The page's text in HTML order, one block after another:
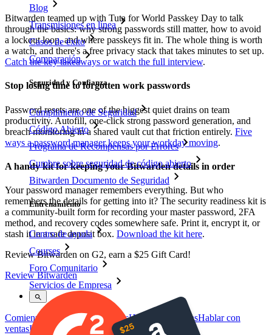
Blog
Transmisiones en línea
Casos de éxito
Comparación
Seguridad y Confianza
Cumplimiento de Seguridad
Código Abierto
Programa de Recompensas por Errores
Cumbre sobre seguridad de código abierto
Bitwarden Documento de Seguridad
Entrenamiento
Centro de ayuda
Courses
Foro Comunitario
Servicios de Empresa
Comienza gratisComienza gratisHablar con ventasHablar con
ventasIniciar sesiónIniciar sesión
Bitwarden teamed up with Tuta for World Passkey Day to talk
through the basics: why strong passwords still matter, how to avoid
a lockout loop, and where passkeys fit in. The whole thing is worth
a watch, and there's a free privacy stack that takes minutes to set up.
Catch the key takeaways or watch the full interview.
Stop losing time to forgotten work passwords
Password resets are one of the biggest quiet drains on team
productivity. Autofill, one-click strong password generation, and
breach monitoring in a shared vault cut that friction entirely. Five
ways a password manager keeps your workday moving.
A handy kit for keeping your Bitwarden details in order
Your password manager remembers everything. But who
remembers the details for getting into it? The security readiness kit is
a community-built form for recording your master password, 2FA
method, and recovery codes somewhere safe. Print it, encrypt it, or
stash it in a safe deposit box. Download the kit here.
Review Bitwarden on G2, earn a $25 Gift Card!
Review Bitwarden